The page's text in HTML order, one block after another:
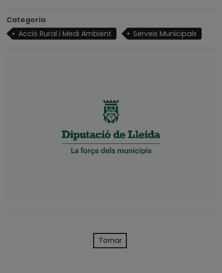
Categoria
Acció Rural i Medi Ambient
Serveis Municipals
Tornar